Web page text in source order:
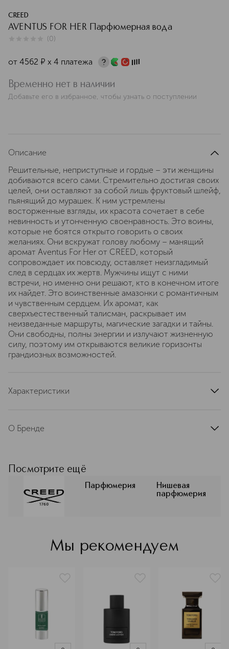
CREED
AVENTUS FOR HER Парфюмерная вода
(0)
от 4562 ¤ х 4 платежа
Временно нет в наличии
Добавьте его в избранное, чтобы узнать о поступлении
Описание
Решительные, неприступные и гордые – эти женщины
добиваются всего сами. Стремительно достигая своих
целей, они оставляют за собой лишь фруктовый шлейф,
пьянящий до мурашек. К ним устремлены
восторженные взгляды, их красота сочетает в себе
невинность и утонченную своенравность. Это воины,
которые не боятся открыто говорить о своих
желаниях. Они вскружат голову любому – манящий
аромат Aventus For Her от CREED, который
сопровождает их повсюду, оставляет неизгладимый
след в сердцах их жертв. Мужчины ищут с ними
встречи, но именно они решают, кто в конечном итоге
их найдет. Это воинственные амазонки с романтичным
и чувственным сердцем. Их аромат, как
сверхъестественный талисман, раскрывает им
неизведанные маршруты, магические загадки и тайны.
Они свободны, полны энергии и излучают жизненную
силу, поэтому им открываются великие горизонты
грандиозных возможностей.
Характеристики
артикул
О Бренде
CREED
Посмотрите ещё
Парфюмерия
Нишевая
парфюмерия
Мы рекомендуем